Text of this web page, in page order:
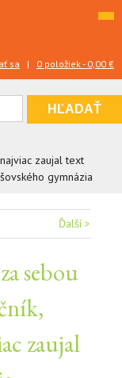
sa | 0 položiek - 0,00 €
zaujal text
gymnázia
Ďalší >
sebou
zaujal